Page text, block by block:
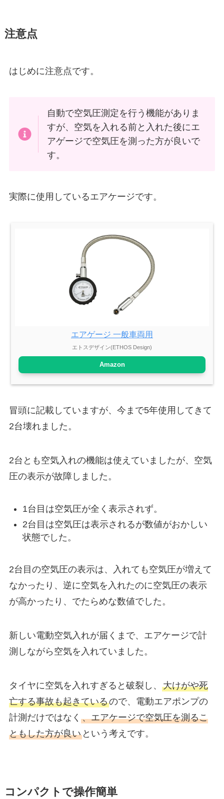
注意点
はじめに注意点です。
自動で空気圧測定を行う機能がありま
すが、空気を入れる前と入れた後にエ
アゲージで空気圧を測った方が良いで
す。
実際に使用しているエアケージです。
エアゲージ 一般車両用
エトスデザイン(ETHOS Design)
Amazon
冒頭に記載していますが、今まで5年使用してきて
2台壊れました。
2台とも空気入れの機能は使えていましたが、空気
圧の表示が故障しました。
1台目は空気圧が全く表示されず。
2台目は空気圧は表示されるが数値がおかしい
状態でした。
2台目の空気圧の表示は、入れても空気圧が増えて
なかったり、逆に空気を入れたのに空気圧の表示
が高かったり、でたらめな数値でした。
新しい電動空気入れが届くまで、エアケージで計
測しながら空気を入れていました。
タイヤに空気を入れすぎると破裂し、 大けがや死
亡する事故も起きているので、電動エアポンプの
計測だけではなく 、エアケージで空気圧を測るこ
ともした方が良いという考えです。
コンパクトで操作簡単